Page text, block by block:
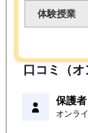
体験授業
口コミ（オ
保護者
オンラ